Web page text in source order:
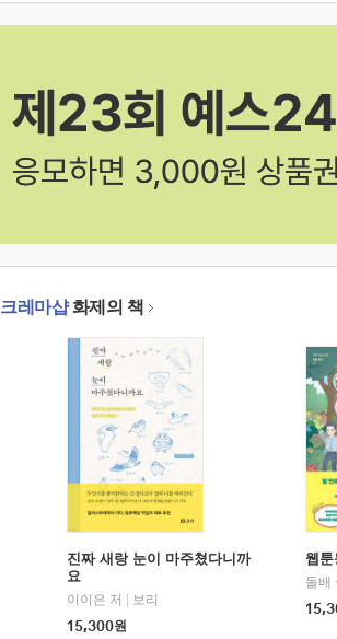
크레마샵화제의 책
진짜 새랑 눈이 마주쳤다니까
요
이이은 저
보리
15,300원
웹
돌배